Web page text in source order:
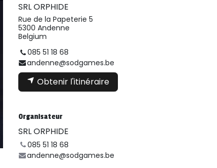
SRL ORPHIDE
Rue de la Papeterie 5
5300 Andenne
Belgium
085 51 18 68
andenne@sodgames.be
Obtenir l'itinéraire
Organisateur
SRL ORPHIDE
085 51 18 68
andenne@sodgames.be